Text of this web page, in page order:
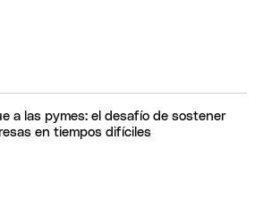
a las pymes: el desafío de sostener
en tiempos difíciles